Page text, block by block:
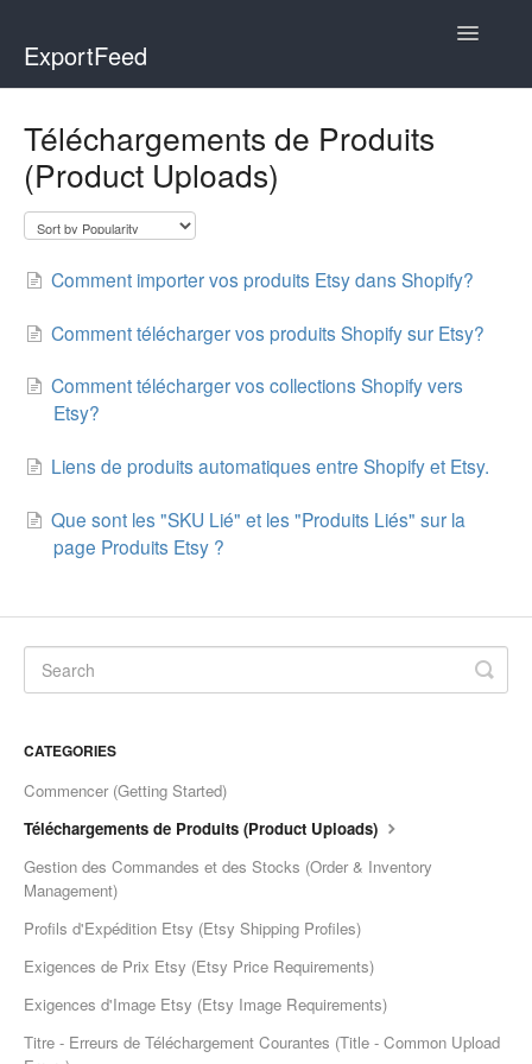
ExportFeed
Toggle
Wix - Square
Faire Integration
Wix-Faire
Affiliate Marketplace
Etsy Integration
Etsy Integration - Italian
Page Wise Docs - Dutch
Page Wise Docs - French
Page Wise Docs - Italian
Téléchargements de Produits
(Product Uploads)
Comment importer vos produits Etsy dans Shopify?
Comment télécharger vos produits Shopify sur Etsy?
Comment télécharger vos collections Shopify vers
Etsy?
Liens de produits automatiques entre Shopify et Etsy.
Que sont les "SKU Lié" et les "Produits Liés" sur la
page Produits Etsy ?
CATEGORIES
Commencer (Getting Started)
Téléchargements de Produits (Product Uploads)
Gestion des Commandes et des Stocks (Order & Inventory
Management)
Profils d'Expédition Etsy (Etsy Shipping Profiles)
Exigences de Prix Etsy (Etsy Price Requirements)
Exigences d'Image Etsy (Etsy Image Requirements)
Titre - Erreurs de Téléchargement Courantes (Title - Common Upload